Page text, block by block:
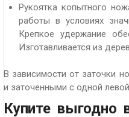
Рукоятка копытного
работы в условиях
Крепкое удержание
Изготавливается из
В зависимости от заточки
и заточенными с одной
Купите выгодно